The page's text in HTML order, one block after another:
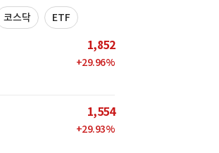
코스닥 ETF
1,852
+29.96%
1,554
+29.93%